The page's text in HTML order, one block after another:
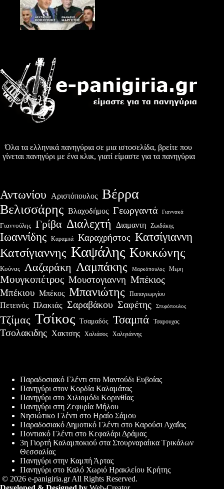
Όλα τα ελληνικά πανηγύρια σε μια ιστοσελίδα, βρείτε που
γίνεται πανηγύρι με ένα κλικ, γιατί είμαστε για τα πανηγύρια
Αντωνίου Αριστόπουλος Βέρρα
Βελισσάρης Βλαχοδήμος Γεωργαντά Γιαννακά
Γιαννούλης Γρίβα Διαλεχτή Διαμαντη Ζωιδάκης
Ιωαννίδης Καραμπά Καραχρήστος Κατσίγιαννη
Κατσίγιαννης Καψάλης Κοκκώνης
Κούνας Λαζαράκη Λαμπάκης Μαρκόπουλος Μερη
Μουγκοπέτρος Μουστογιαννη Μπέκιος
Μπέκιου Μπέκος Μπανιώτης Παπαγεωργίου
Πετεινός Πλακιάς Σαραβάκου Σαφέτης Σπυρόπουλος
Τζίμας Τσίκος Τσαμαδός Τσαμπά Τσαρουχας
Τσολακιδης Χακτσης Χαλιάσος Χαλιγιάννης
Παραδοσιακό Γλέντι στο Μαντούδι Ευβοίας
Πανηγύρι στον Κορδία Καλαμάτας
Πανηγύρι στο Χιλιομόδι Κορινθίας
Πανηγύρι στη Ζεφυρία Μήλου
Νησιώτικο Γλέντι στο Ηραίο Σάμου
Παραδοσιακό Δημοτικό Γλέντι στο Καρούσι Αχαΐας
Ποντιακό Γλέντι στο Κεφαλάρι Δράμας
3η Γιορτή Καλαμποκιού στα Στουρναραίικα Τρικάλων
Θεσσαλίας
Πανηγύρι στην Καμπή Άρτας
Πανηγύρι στο Καλό Χωριό Ηρακλείου Κρήτης
© 2026 e-panigiria.gr All Rights Reserved.